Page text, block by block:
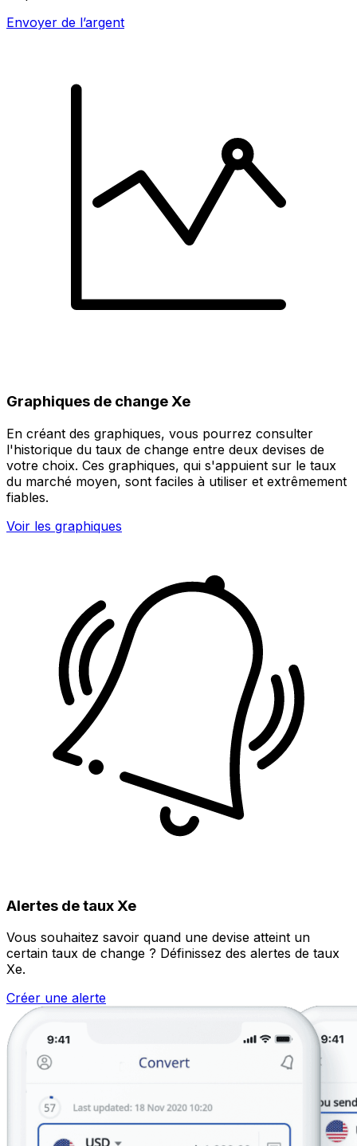
Envoyer de l’argent
Graphiques de change Xe
En créant des graphiques, vous pourrez consulter
l'historique du taux de change entre deux devises de
votre choix. Ces graphiques, qui s'appuient sur le taux
du marché moyen, sont faciles à utiliser et extrêmement
fiables.
Voir les graphiques
Alertes de taux Xe
Vous souhaitez savoir quand une devise atteint un
certain taux de change ? Définissez des alertes de taux
Xe.
Créer une alerte